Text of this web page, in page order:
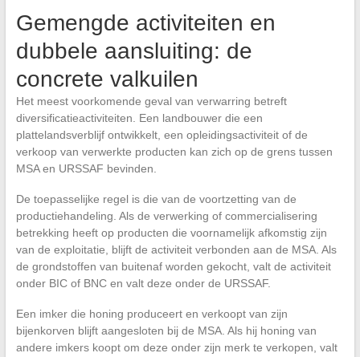
Gemengde activiteiten en
dubbele aansluiting: de
concrete valkuilen
Het meest voorkomende geval van verwarring betreft
diversificatieactiviteiten. Een landbouwer die een
plattelandsverblijf ontwikkelt, een opleidingsactiviteit of de
verkoop van verwerkte producten kan zich op de grens tussen
MSA en URSSAF bevinden.
De toepasselijke regel is die van de voortzetting van de
productiehandeling. Als de verwerking of commercialisering
betrekking heeft op producten die voornamelijk afkomstig zijn
van de exploitatie, blijft de activiteit verbonden aan de MSA. Als
de grondstoffen van buitenaf worden gekocht, valt de activiteit
onder BIC of BNC en valt deze onder de URSSAF.
Een imker die honing produceert en verkoopt van zijn
bijenkorven blijft aangesloten bij de MSA. Als hij honing van
andere imkers koopt om deze onder zijn merk te verkopen, valt